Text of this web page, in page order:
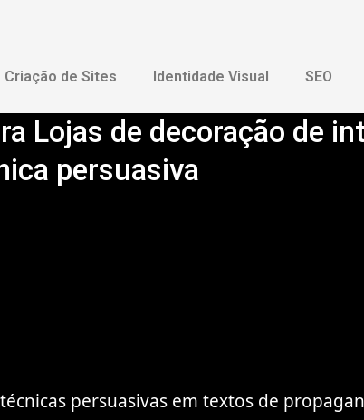
Criação de Sites Identidade Visual SEO
Lojas de decoração de
persuasiva
persuasivas em textos de